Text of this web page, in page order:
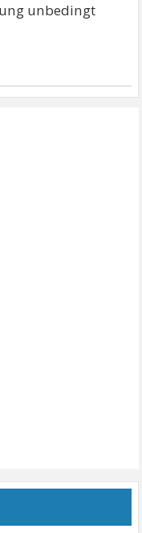
unbedingt